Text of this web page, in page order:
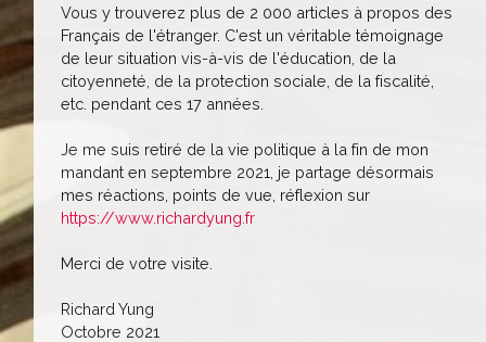
Vous y trouverez plus de 2 000 articles à propos des
Français de l'étranger. C'est un véritable témoignage
de leur situation vis-à-vis de l'éducation, de la
citoyenneté, de la protection sociale, de la fiscalité,
etc. pendant ces 17 années.
Je me suis retiré de la vie politique à la fin de mon
mandant en septembre 2021, je partage désormais
mes réactions, points de vue, réflexion sur
https://www.richardyung.fr
Merci de votre visite.
Richard Yung
Octobre 2021